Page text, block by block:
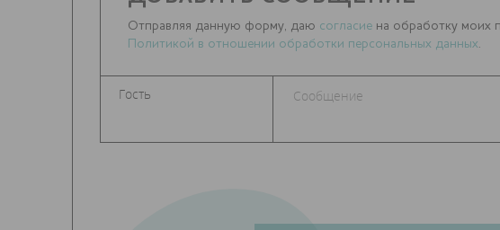
Отправляя данную форму, даю согласие на обработку моих
Политикой в отношении обработки персональных данных.